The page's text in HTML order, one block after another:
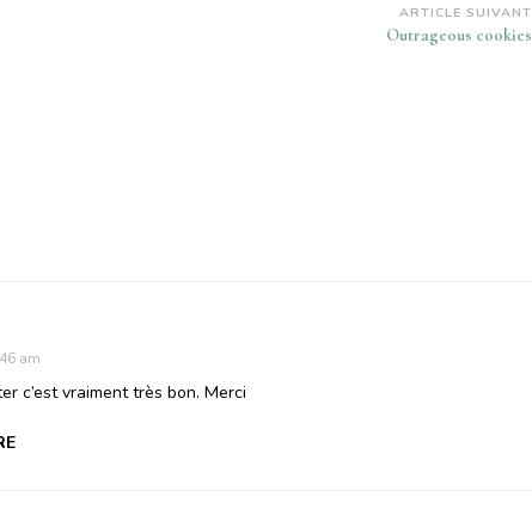
ARTICLE SUIVANT
Outrageous cookies
am
c’est vraiment très bon. Merci